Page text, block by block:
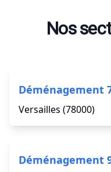
Nos
Déménagement
Versailles (78000)
Déménagement